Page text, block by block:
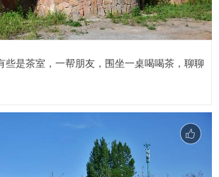
些是茶室，一帮朋友，围坐一桌喝喝茶，聊聊